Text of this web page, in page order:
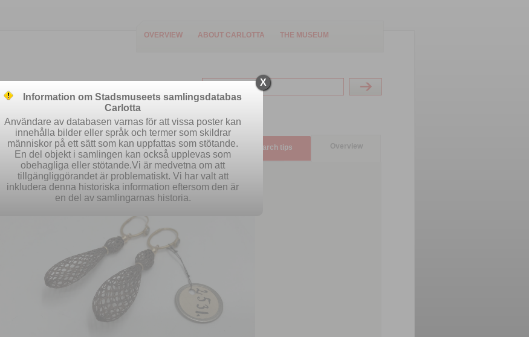
OVERVIEW ABOUT CARLOTTA THE MUSEUM
Easy search Advanced search Search tips Overview
X
Information om Stadsmuseets samlingsdatabas
Carlotta
Användare av databasen varnas för att vissa poster kan
innehålla bilder eller språk och termer som skildrar
människor på ett sätt som kan uppfattas som stötande.
En del objekt i samlingen kan också upplevas som
obehagliga eller stötande.Vi är medvetna om att
tillgängliggörandet är problematiskt. Vi har valt att
inkludera denna historiska information eftersom den är
en del av samlingarnas historia.